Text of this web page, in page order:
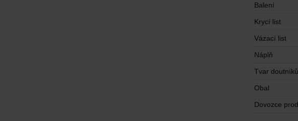
Balení
Krycí list
Vázací list
Náplň
Tvar doutníků
Obal
Dovozce